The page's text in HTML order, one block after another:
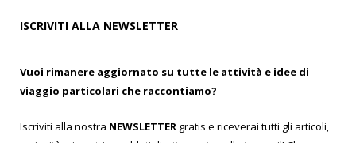
ISCRIVITI ALLA NEWSLETTER
Vuoi rimanere aggiornato su tutte le attività e idee di
viaggio particolari che raccontiamo?
Iscriviti alla nostra NEWSLETTER gratis e riceverai tutti gli articoli,